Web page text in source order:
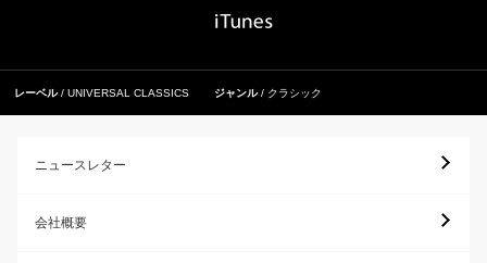
レーベル UNIVERSAL CLASSICS ジャンル クラシック
ニュースレター
会社概要